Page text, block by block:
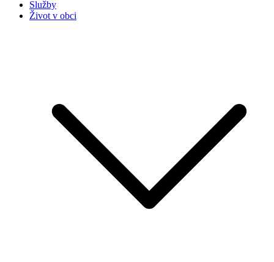
Služby
Život v obci